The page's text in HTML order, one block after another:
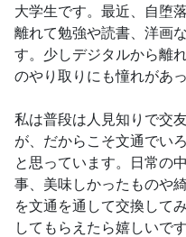
大学生です。最近、自堕
離れて勉強や読書、洋画
す。少しデジタルから離
のやり取りにも憧れがあ
私は普段は人見知りで交
が、だからこそ文通でい
と思っています。日常の
事、美味しかったものや
を文通を通して交換して
してもらえたら嬉しいで